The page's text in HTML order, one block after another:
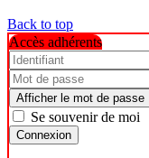
Back to top
Accès adhérents
Afficher le mot de passe
Se souvenir de moi
Connexion